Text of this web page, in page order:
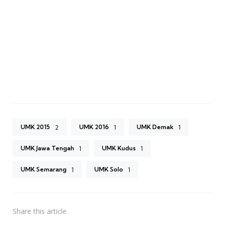
UMK 2015 2 UMK 2016 1 UMK Demak 1
UMK Jawa Tengah 1 UMK Kudus 1
UMK Semarang 1 UMK Solo 1
Share this article